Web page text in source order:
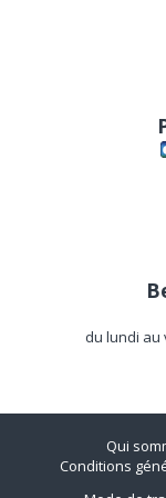
du lundi au
Qui
Conditions